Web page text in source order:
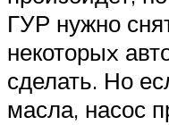
ГУР нужно
некоторыx
сделать. Но
масла, насос